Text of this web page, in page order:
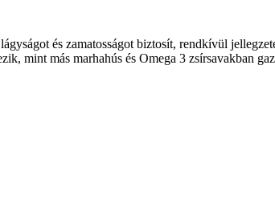
és zamatosságot biztosít, rendkívül
mint más marhahús és Omega 3 zsírsavakban